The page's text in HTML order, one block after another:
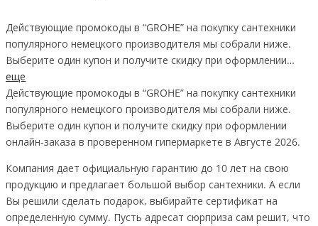
Действующие промокоды в “GROHE” на покупку сантехники
популярного немецкого производителя мы собрали ниже.
Выберите один купон и получите скидку при оформлении…
еще
Действующие промокоды в “GROHE” на покупку сантехники
популярного немецкого производителя мы собрали ниже.
Выберите один купон и получите скидку при оформлении
онлайн-заказа в проверенном гипермаркете в Августе 2026.
Компания дает официальную гарантию до 10 лет на свою
продукцию и предлагает большой выбор сантехники. А если
Вы решили сделать подарок, выбирайте сертификат на
определенную сумму. Пусть адресат сюрприза сам решит, что